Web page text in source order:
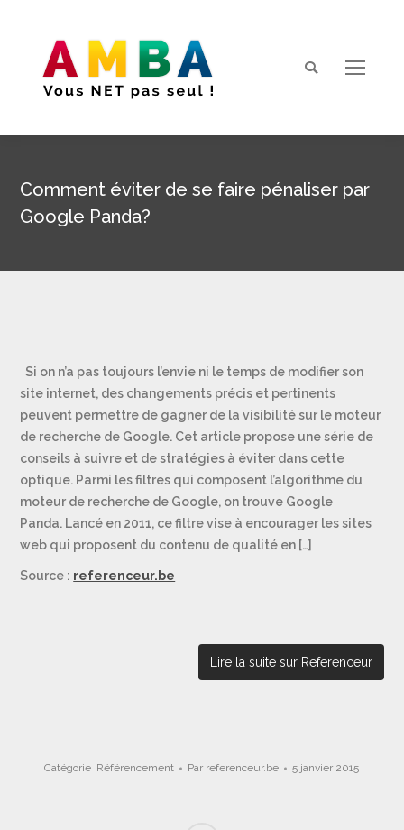
Search:
Comment éviter de se faire pénaliser par
Google Panda?
Si on n’a pas toujours l’envie ni le temps de modifier son
site internet, des changements précis et pertinents
peuvent permettre de gagner de la visibilité sur le moteur
de recherche de Google. Cet article propose une série de
conseils à suivre et de stratégies à éviter dans cette
optique. Parmi les filtres qui composent l’algorithme du
moteur de recherche de Google, on trouve Google
Panda. Lancé en 2011, ce filtre vise à encourager les sites
web qui proposent du contenu de qualité en […]
Source : referenceur.be
Lire la suite sur Referenceur
Catégorie Référencement Par referenceur.be 5 janvier 2015